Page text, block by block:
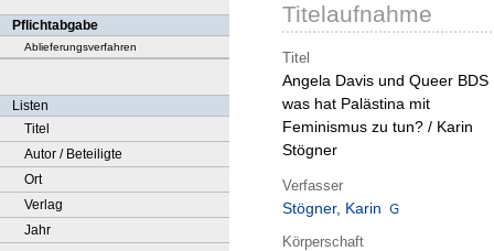
Pflichtabgabe
Ablieferungsverfahren
Listen
Titel
Autor / Beteiligte
Ort
Verlag
Jahr
Titelaufnahme
Titel
Angela Davis und Queer BDS
was hat Palästina mit
Feminismus zu tun? / Karin
Stögner
Verfasser
Stögner, Karin
Körperschaft